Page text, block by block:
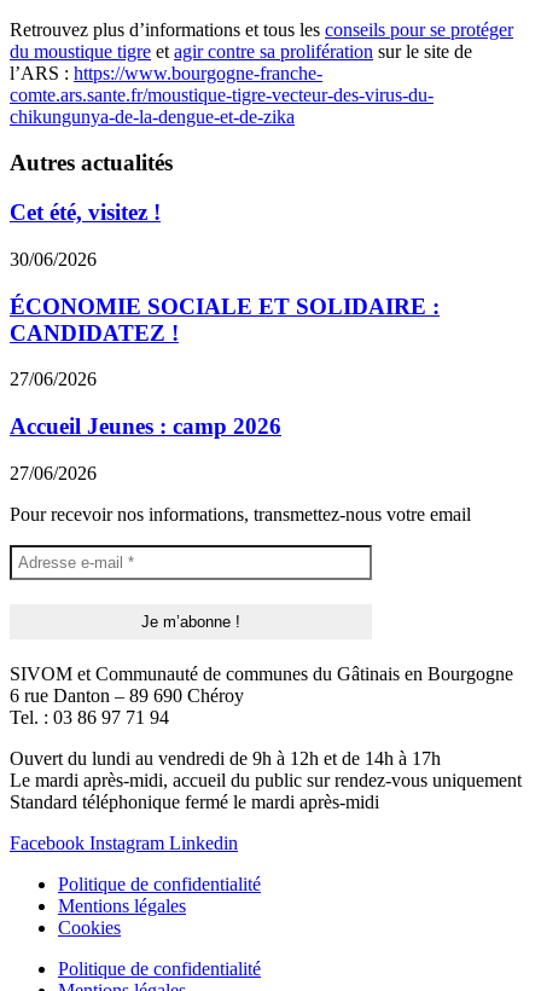
Retrouvez plus d’informations et tous les conseils pour se protéger
du moustique tigre et agir contre sa prolifération sur le site de
l’ARS : https://www.bourgogne-franche-
comte.ars.sante.fr/moustique-tigre-vecteur-des-virus-du-
chikungunya-de-la-dengue-et-de-zika
Autres actualités
Cet été, visitez !
30/06/2026
ÉCONOMIE SOCIALE ET SOLIDAIRE :
CANDIDATEZ !
27/06/2026
Accueil Jeunes : camp 2026
27/06/2026
Pour recevoir nos informations, transmettez-nous votre email
SIVOM et Communauté de communes du Gâtinais en Bourgogne
6 rue Danton – 89 690 Chéroy
Tel. : 03 86 97 71 94
Ouvert du lundi au vendredi de 9h à 12h et de 14h à 17h
Le mardi après-midi, accueil du public sur rendez-vous uniquement
Standard téléphonique fermé le mardi après-midi
Facebook Instagram Linkedin
Politique de confidentialité
Mentions légales
Cookies
Politique de confidentialité